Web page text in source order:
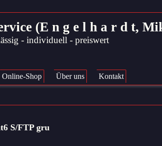
Online-Shop Über uns Kontakt
(E n g e l h a r d t,
- individuell - preiswert
S/FTP gru